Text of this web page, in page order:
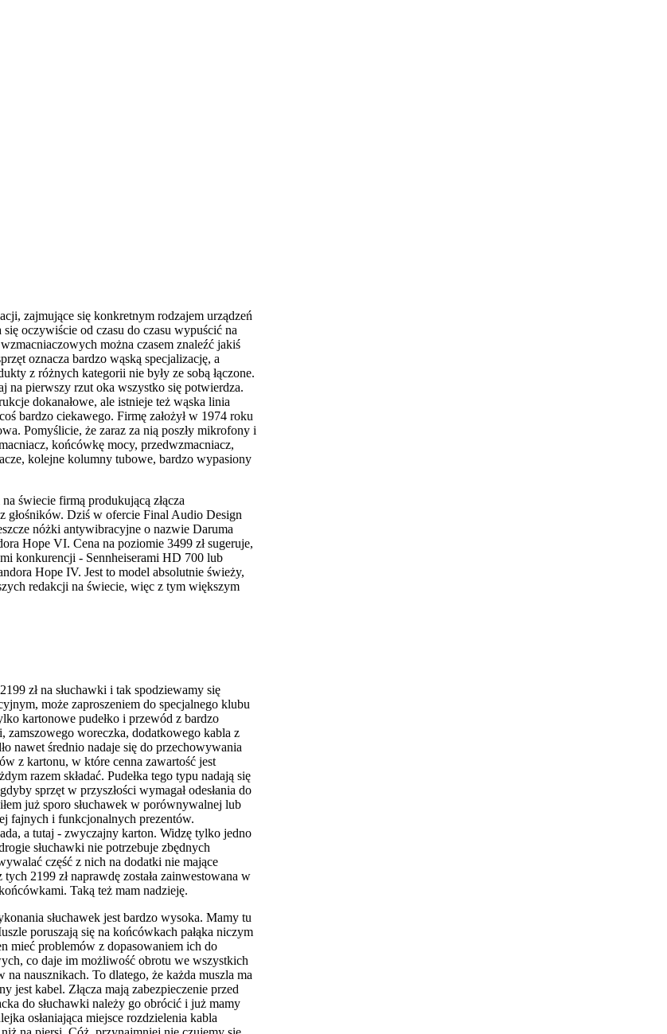
zajmujące się konkretnym rodzajem urządzeń
oczywiście od czasu do czasu wypuścić na
można czasem znaleźć jakiś
oznacza bardzo wąską specjalizację, a
z różnych kategorii nie były ze sobą łączone.
na pierwszy rzut oka wszystko się potwierdza.
dokanałowe, ale istnieje też wąska linia
bardzo ciekawego. Firmę założył w 1974 roku
Pomyślicie, że zaraz za nią poszły mikrofony i
końcówkę mocy, przedwzmacniacz,
kolejne kolumny tubowe, bardzo wypasiony
świecie firmą produkującą złącza
głośników. Dziś w ofercie Final Audio Design
nóżki antywibracyjne o nazwie Daruma
Hope VI. Cena na poziomie 3499 zł sugeruje,
konkurencji - Sennheiserami HD 700 lub
Hope IV. Jest to model absolutnie świeży,
redakcji na świecie, więc z tym większym
zł na słuchawki i tak spodziewamy się
może zaproszeniem do specjalnego klubu
kartonowe pudełko i przewód z bardzo
woreczka, dodatkowego kabla z
nawet średnio nadaje się do przechowywania
z kartonu, w które cenna zawartość jest
razem składać. Pudełka tego typu nadają się
sprzęt w przyszłości wymagał odesłania do
już sporo słuchawek w porównywalnej lub
fajnych i funkcjonalnych prezentów.
a tutaj - zwyczajny karton. Widzę tylko jedno
słuchawki nie potrzebuje zbędnych
część z nich na dodatki nie mające
2199 zł naprawdę została zainwestowana w
Taką też mam nadzieję.
słuchawek jest bardzo wysoka. Mamy tu
poruszają się na końcówkach pałąka niczym
mieć problemów z dopasowaniem ich do
co daje im możliwość obrotu we wszystkich
na nausznikach. To dlatego, że każda muszla ma
kabel. Złącza mają zabezpieczenie przed
do słuchawki należy go obrócić i już mamy
osłaniająca miejsce rozdzielenia kabla